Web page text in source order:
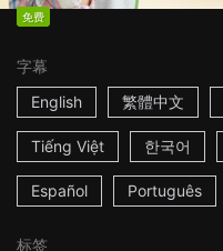
免费
字幕
English
繁體中文
Tiếng Việt 한국어
Español Português
标签